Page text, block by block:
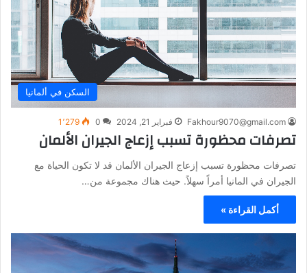
السكن في ألمانيا
Fakhour9070@gmail.com فبراير 21, 2024 0 1٬279
تصرفات محظورة تسبب إزعاج الجيران الألمان
تصرفات محظورة تسبب إزعاج الجيران الألمان قد لا تكون الحياة مع
الجيران في المانيا أمراً سهلاً. حيث هناك مجموعة من…
أكمل القراءة »